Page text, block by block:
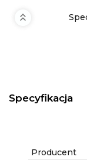
Specyfikacja
Producent